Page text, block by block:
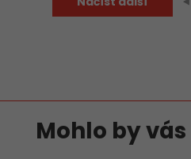
Mohlo by vás